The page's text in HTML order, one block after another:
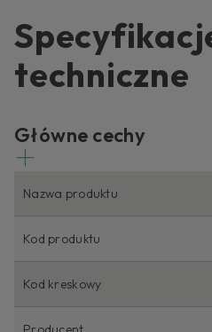
techniczne
Główne cechy
Nazwa produktu
Kod produktu
Kod kreskowy